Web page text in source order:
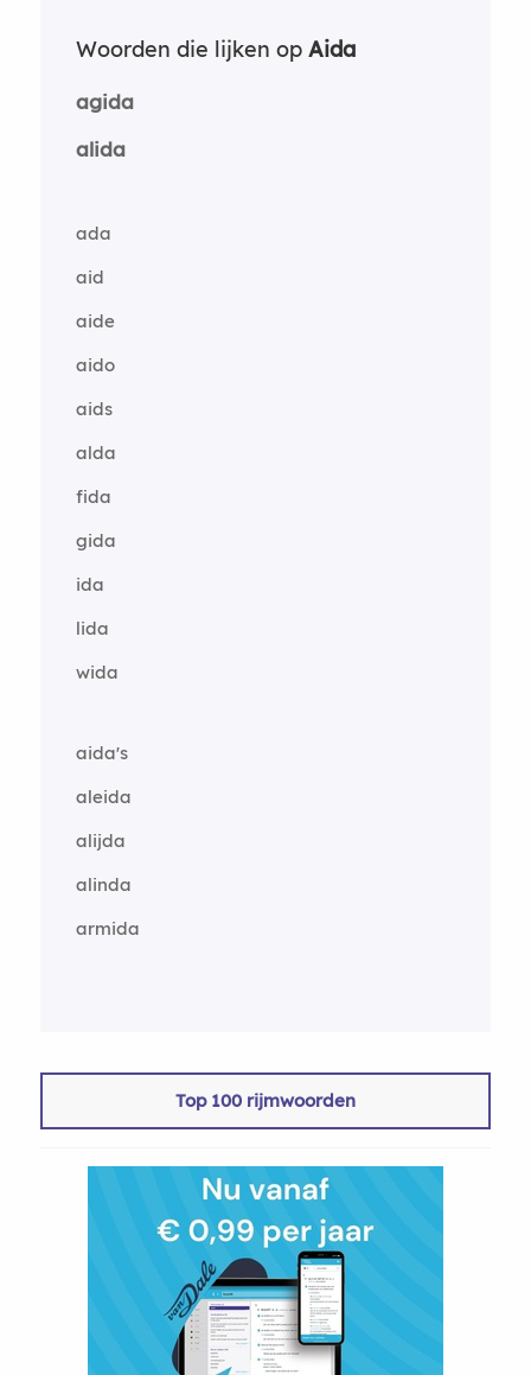
Woorden die lijken op Aida
agida
alida
ada
aid
aide
aido
aids
alda
fida
gida
ida
lida
wida
aida's
aleida
alijda
alinda
armida
Top 100 rijmwoorden